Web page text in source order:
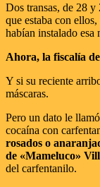
Dos transas, de 28 y
que estaba con
habían instalado esa
Ahora, la fiscalía
Y si su reciente
máscaras.
Pero un dato le
cocaína con
rosados o
de «Mameluco»
del carfentanilo.